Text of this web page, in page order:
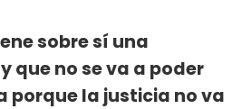
sobre sí una
que no se va a poder
porque la justicia no va